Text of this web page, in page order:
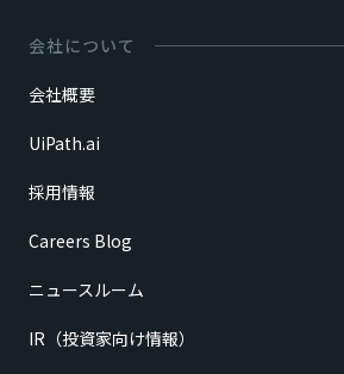
会社について
会社概要
UiPath.ai
採用情報
Careers Blog
ニュースルーム
IR（投資家向け情報）